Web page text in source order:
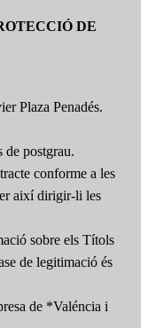
DE
Plaza Penadés.
de postgrau.
conforme a les
així dirigir-li les
sobre els Títols
de legitimació és
de *Valéncia i